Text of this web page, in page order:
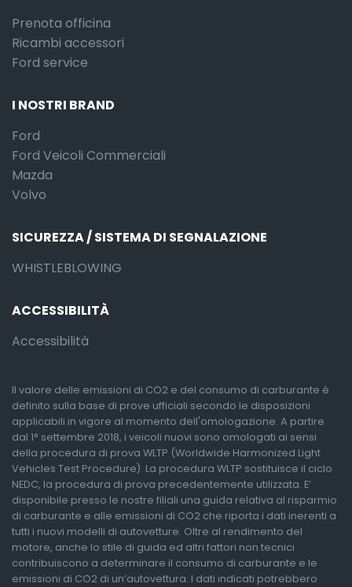
Prenota officina
Ricambi accessori
Ford service
I NOSTRI BRAND
Ford
Ford Veicoli Commerciali
Mazda
Volvo
SICUREZZA / SISTEMA DI SEGNALAZIONE
WHISTLEBLOWING
ACCESSIBILITÀ
Accessibilità
Il valore delle emissioni di CO2 e del consumo di carburante è
definito sulla base di prove ufficiali secondo le disposizioni
applicabili in vigore al momento dell'omologazione. A partire
dal 1° settembre 2018, i veicoli nuovi sono omologati ai sensi
della procedura di prova WLTP (Worldwide Harmonized Light
Vehicles Test Procedure). La procedura WLTP sostituisce il ciclo
NEDC, la procedura di prova precedentemente utilizzata. E’
disponibile presso le nostre filiali una guida relativa al risparmio
di carburante e alle emissioni di CO2 che riporta i dati inerenti a
tutti i nuovi modelli di autovetture. Oltre al rendimento del
motore, anche lo stile di guida ed altri fattori non tecnici
contribuiscono a determinare il consumo di carburante e le
emissioni di CO2 di un’autovettura. I dati indicati potrebbero